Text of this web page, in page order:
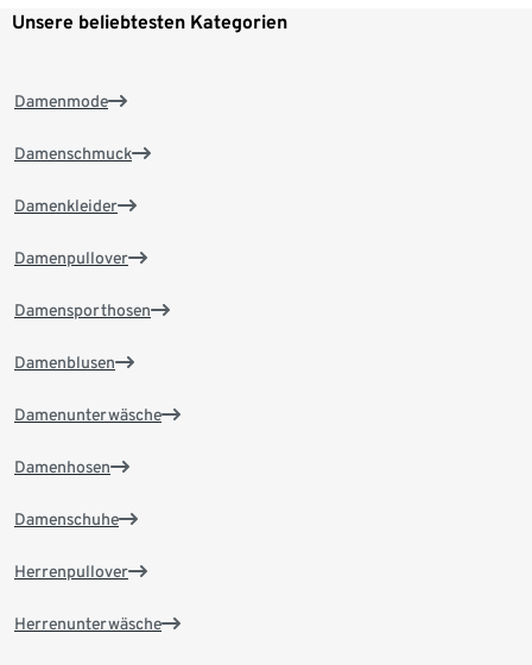
Unsere beliebtesten Kategorien
Damenmode
Damenschmuck
Damenkleider
Damenpullover
Damensporthosen
Damenblusen
Damenunterwäsche
Damenhosen
Damenschuhe
Herrenpullover
Herrenunterwäsche